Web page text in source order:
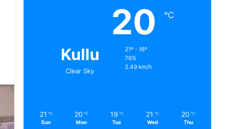
Kullu
Clear Sky
20 ℃
21º - 16º
76%
2.49 km/h
21 ℃
Sun
20 ℃
Mon
19 ℃
Tue
21 ℃
Wed
20 ℃
Thu